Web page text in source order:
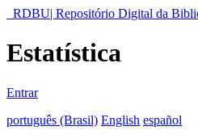
RDBU| Repositório Digital da
Estatística
Entrar
português (Brasil) English español